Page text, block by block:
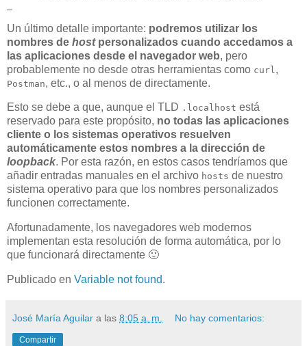
Un último detalle importante: podremos utilizar los
nombres de hostpersonalizados cuando accedamos a
las aplicaciones desde el navegador web, pero
probablemente no desde otras herramientas como curl ,
Postman, etc., o al menos de directamente.
Esto se debe a que, aunque el TLD .localhost está
reservado para este propósito, no todas las aplicaciones
cliente o los sistemas operativos resuelven
automáticamente estos nombres a la dirección de
loopback. Por esta razón, en estos casos tendríamos que
añadir entradas manuales en el archivo hosts de nuestro
sistema operativo para que los nombres personalizados
funcionen correctamente.
Afortunadamente, los navegadores web modernos
implementan esta resolución de forma automática, por lo
que funcionará directamente 🙂
Publicado en Variable not found.
José María Aguilar a las 8:05 a. m. No hay comentarios:
Compartir